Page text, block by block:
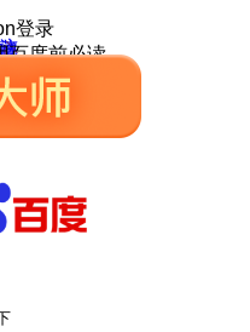
登录
百度前必读